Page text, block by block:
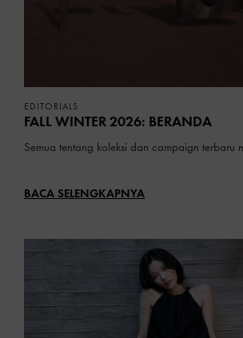
EDITORIALS
FALL WINTER 2026: BERANDA
Semua tentang koleksi dan campaign terbaru
BACA SELENGKAPNYA